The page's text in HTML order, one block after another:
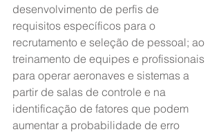
desenvolvimento de perfis de
requisitos específicos para o
recrutamento e seleção de pessoal; ao
treinamento de equipes e profissionais
para operar aeronaves e sistemas a
partir de salas de controle e na
identificação de fatores que podem
aumentar a probabilidade de erro